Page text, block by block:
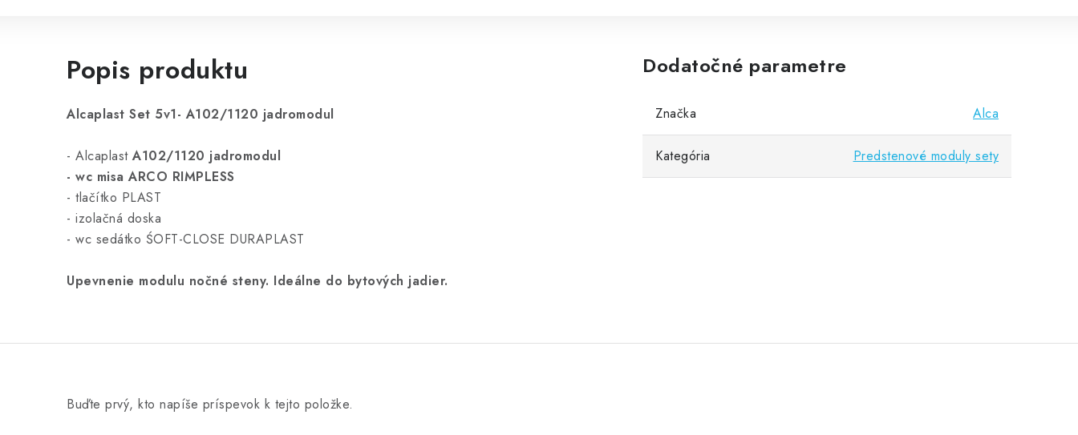
Popis produktu
Alcaplast Set 5v1- A102/1120 jadromodul
- Alcaplast A102/1120 jadromodul
- wc misa ARCO RIMPLESS
- tlačítko PLAST
- izolačná doska
- wc sedátko ŚOFT-CLOSE DURAPLAST
Upevnenie modulu nočné steny. Ideálne do bytových jadier.
Dodatočné parametre
Značka Alca
Kategória Predstenové moduly sety
Buďte prvý, kto napíše príspevok k tejto položke.